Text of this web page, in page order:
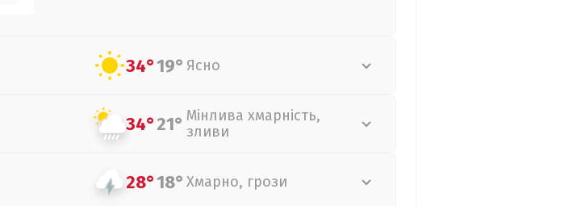
34°19° Ясно
34°21° Мінлива хмарність,
зливи
28°18° Хмарно, грози